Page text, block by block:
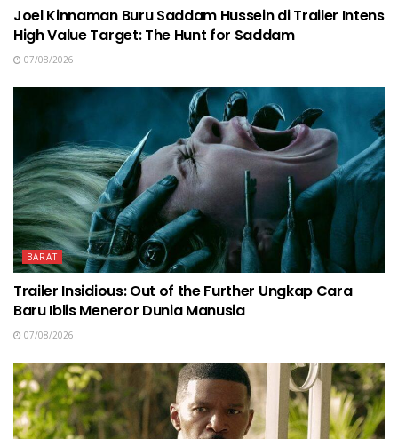
Joel Kinnaman Buru Saddam Hussein di Trailer Intens
High Value Target: The Hunt for Saddam
07/08/2026
BARAT
Trailer Insidious: Out of the Further Ungkap Cara
Baru Iblis Meneror Dunia Manusia
07/08/2026